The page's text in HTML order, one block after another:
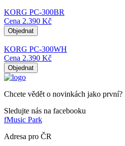
KORG PC-300BR
Cena 2.390 Kč
Objednat
KORG PC-300WH
Cena 2.390 Kč
Objednat
Chcete vědět o novinkách jako první?
Sledujte nás na facebooku
fMusic Park
Adresa pro ČR